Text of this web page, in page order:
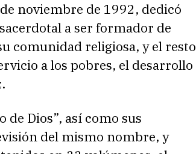
noviembre de 1992, dedicó
a ser formador de
comunidad religiosa, y el resto
a los pobres, el desarrollo
Dios”, así como sus
del mismo nombre, y